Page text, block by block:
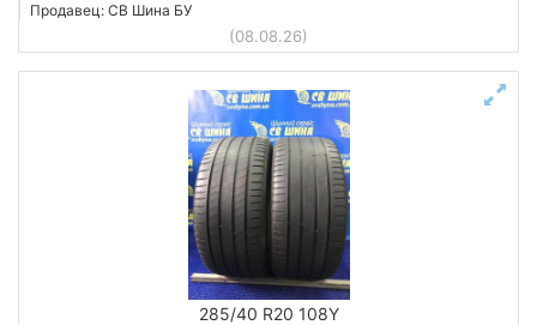
Продавец: СВ Шина БУ
(08.08.26)
285/40 R20 108Y